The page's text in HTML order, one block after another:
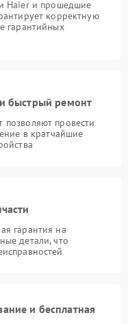
Haier и прошедшие
корректную
гарантийных
быстрый ремонт
провести
в кратчайшие
гарантия на
детали, что
и бесплатная